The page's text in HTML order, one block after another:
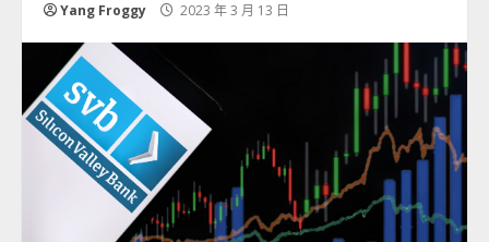
Yang Froggy 2023 年 3 月 13 日